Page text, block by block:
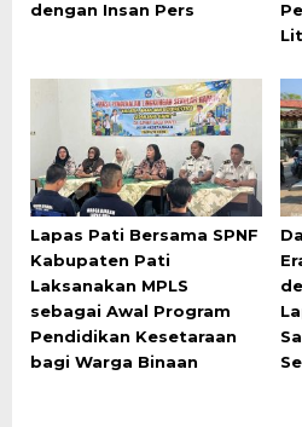
dengan Insan Pers
Lapas Pati Bersama SPNF
Kabupaten Pati
Laksanakan MPLS
sebagai Awal Program
Pendidikan Kesetaraan
bagi Warga Binaan